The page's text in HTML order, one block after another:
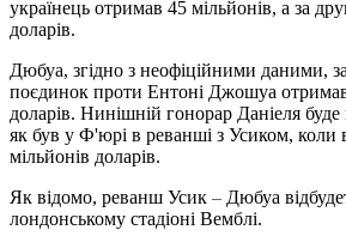
українець отримав 45 мільйонів, а за
доларів.
Дюбуа, згідно з неофіційними даними,
поєдинок проти Ентоні Джошуа
доларів. Нинішній гонорар Даніеля
як був у Ф'юрі в реванші з Усиком, коли
мільйонів доларів.
Як відомо, реванш Усик – Дюбуа
лондонському стадіоні Вемблі.